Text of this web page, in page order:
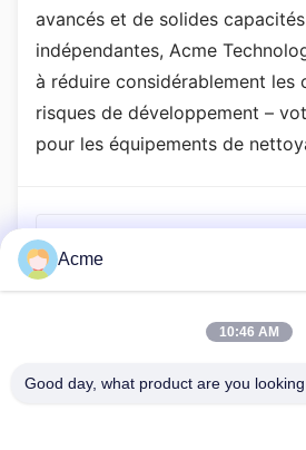
avancés et de solides
indépendantes, Acme
à réduire considérablement les
risques de développement –
pour les équipements de
Avantages environnementaux et
nettoyage par ultrasons dans le
Comment choisir le bon nettoyant
Acme
10:46 AM
Good day, what product are you